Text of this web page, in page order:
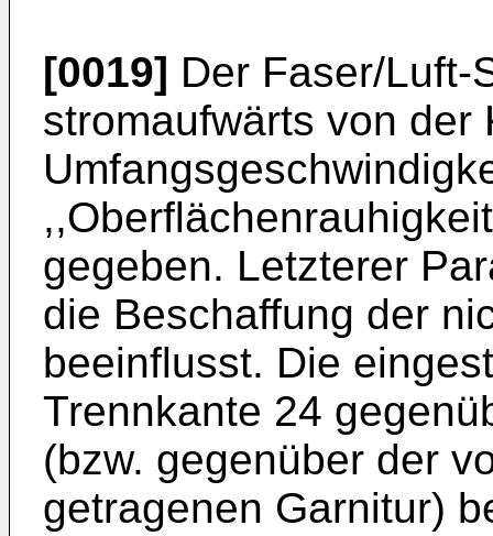
[0019] Der Faser/Luft-
stromaufwärts von der
gegeben. Letzterer
die Beschaffung der
beeinflusst. Die
Trennkante 24
(bzw. gegenüber der
getragenen Garnitur)